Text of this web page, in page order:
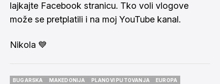
lajkajte Facebook stranicu. Tko voli vlogove
može se pretplatili i na moj YouTube kanal.
Nikola 💙
BUGARSKA
MAKEDONIJA
PLANOVI PUTOVANJA
EUROPA